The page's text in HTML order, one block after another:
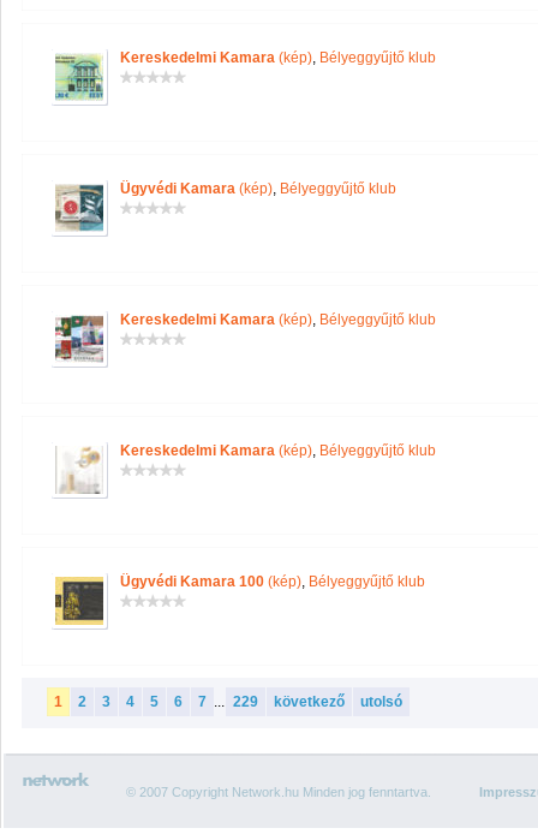
Kereskedelmi Kamara (kép), Bélyeggyűjtő klub
Ügyvédi Kamara (kép), Bélyeggyűjtő klub
Kereskedelmi Kamara (kép), Bélyeggyűjtő klub
Kereskedelmi Kamara (kép), Bélyeggyűjtő klub
Ügyvédi Kamara 100 (kép), Bélyeggyűjtő klub
1 2 3 4 5 6 7 ... 229 következő utolsó
© 2007 Copyright Network.hu Minden jog fenntartva.